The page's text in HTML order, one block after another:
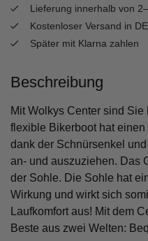
Lieferung innerhalb von
Kostenloser Versand in
Später mit Klarna zahlen
Beschreibung
Mit Wolkys Center sind
flexible Bikerboot hat
dank der Schnürsenkel
an- und auszuziehen. Das
der Sohle. Die Sohle hat
Wirkung und wirkt sich
Laufkomfort aus! Mit dem
Beste aus zwei Welten: